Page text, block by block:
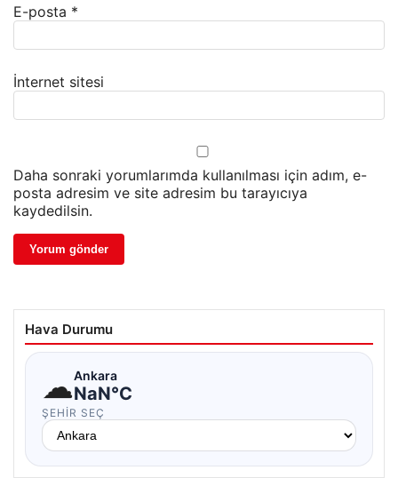
E-posta *
İnternet sitesi
Daha sonraki yorumlarımda kullanılması için adım, e-
posta adresim ve site adresim bu tarayıcıya
kaydedilsin.
Hava Durumu
☁Ankara
NaN°C
ŞEHIR SEÇ